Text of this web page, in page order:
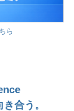
ら
合う。